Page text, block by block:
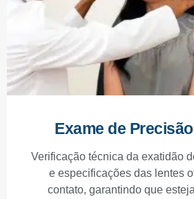
Exame de
Verificação técnica da exatidão
e especificações das lentes
contato, garantindo que